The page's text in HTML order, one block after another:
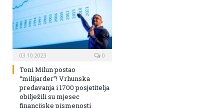
03.10.2023 0
Toni Milun postao
“milijarder”! Vrhunska
predavanja i 1700 posjetitelja
obilježili su mjesec
financijske pismenosti